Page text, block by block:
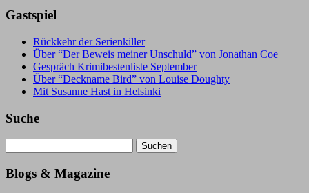
Gastspiel
Rückkehr der Serienkiller
Über “Der Beweis meiner Unschuld” von Jonathan Coe
Gespräch Krimibestenliste September
Über “Deckname Bird” von Louise Doughty
Mit Susanne Hast in Helsinki
Suche
nach:
Blogs & Magazine